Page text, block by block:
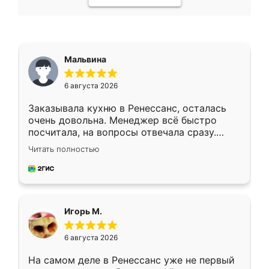
Мальвина
6 августа 2026
Заказывала кухню в Ренессанс, осталась
очень довольна. Менеджер всё быстро
посчитала, на вопросы отвечала сразу.
Замерщик приехал в субботу, подошёл к
делу со всей ответственностью. Собрали
за день, ребята работали аккуратно, даже
Читать полностью
Игорь М.
6 августа 2026
На самом деле в Ренессанс уже не первый